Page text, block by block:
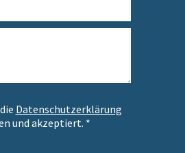
Datenschutzerklärung
und akzeptiert. *